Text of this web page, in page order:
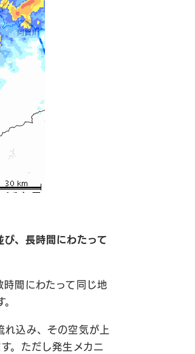
び、長時間にわたって
間にわたって同じ地
れ込み、その空気が上
。ただし発生メカニ